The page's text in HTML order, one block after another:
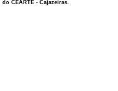
do CEARTE - Cajazeiras.